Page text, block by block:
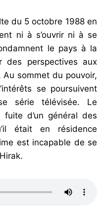
du 5 octobre 1988 en
ni à s’ouvrir ni à se
le pays à la
des perspectives aux
sommet du pouvoir,
se poursuivent
série télévisée. Le
d’un général des
était en résidence
est incapable de se